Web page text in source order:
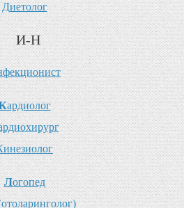
Диетолог
И-Н
ардиолог
инезиолог
Логопед